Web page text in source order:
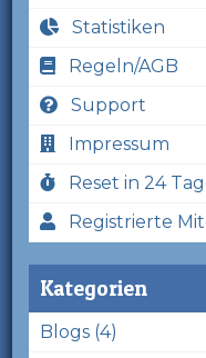
Statistiken
Regeln/AGB
Support
Impressum
Reset in 24
Registrierte
Kategorien
Blogs (4)